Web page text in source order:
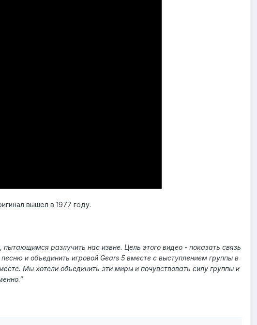
вышел в 1977 году.
разлучить нас извне. Цель этого видео - показать связь
и объединить игровой Gears 5 вместе с выступлением группы в
Мы хотели объединить эти миры и почувствовать силу группы и